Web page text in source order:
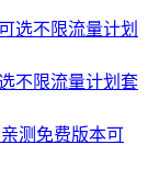
不限流量计划套